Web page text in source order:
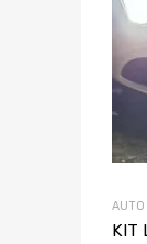
AUTO
KIT